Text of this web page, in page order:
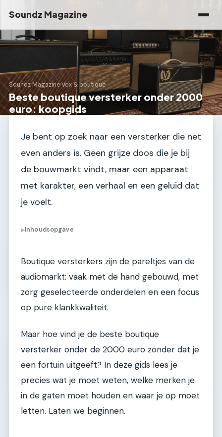
Soundz Magazine
Soundz Magazine›Vox & boutique
Beste boutique versterker onder 2000
euro: koopgids
Je bent op zoek naar een versterker die net
even anders is. Geen grijze doos die je bij
de bouwmarkt vindt, maar een apparaat
met karakter, een verhaal en een geluid dat
je voelt.
▶Inhoudsopgave
Boutique versterkers zijn de pareltjes van de
audiomarkt: vaak met de hand gebouwd, met
zorg geselecteerde onderdelen en een focus
op pure klankkwaliteit.
Maar hoe vind je de beste boutique
versterker onder de 2000 euro zonder dat je
een fortuin uitgeeft? In deze gids lees je
precies wat je moet weten, welke merken je
in de gaten moet houden en waar je op moet
letten. Laten we beginnen.